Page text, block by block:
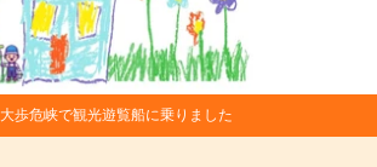
大歩危峡で観光遊覧船に乗りました